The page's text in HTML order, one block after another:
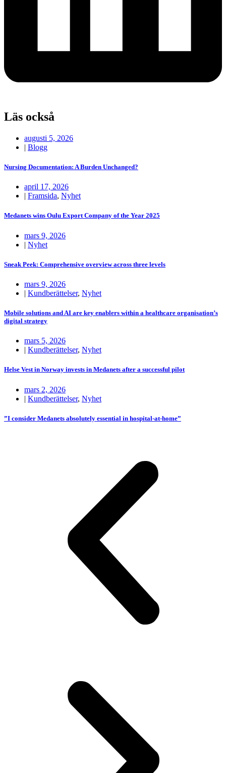
Läs också
augusti 5, 2026
| Blogg
Nursing Documentation: A Burden Unchanged?
april 17, 2026
| Framsida, Nyhet
Medanets wins Oulu Export Company of the Year 2025
mars 9, 2026
| Nyhet
Sneak Peek: Comprehensive overview across three levels
mars 9, 2026
| Kundberättelser, Nyhet
Mobile solutions and AI are key enablers within a healthcare organisation’s
digital strategy
mars 5, 2026
| Kundberättelser, Nyhet
Helse Vest in Norway invests in Medanets after a successful pilot
mars 2, 2026
| Kundberättelser, Nyhet
”I consider Medanets absolutely essential in hospital-at-home”